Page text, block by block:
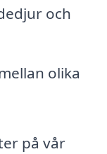
och
olika
på vår